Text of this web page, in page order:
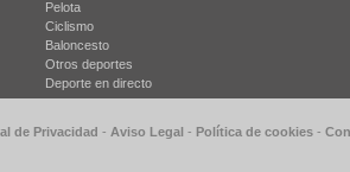
Pelota
Ciclismo
Baloncesto
Otros deportes
Deporte en directo
de Privacidad - Aviso Legal - Política de cookies -